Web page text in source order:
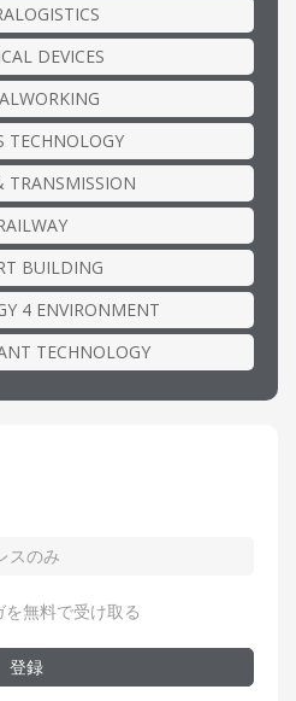
DEVICES
TECHNOLOGY
TRANSMISSION
BUILDING
4 ENVIRONMENT
TECHNOLOGY
無料で受け取る
登録